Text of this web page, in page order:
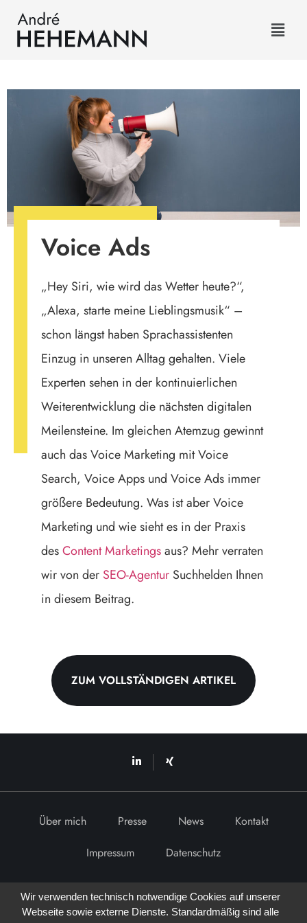
Voice Ads
„Hey Siri, wie wird das Wetter heute?“,
„Alexa, starte meine Lieblingsmusik“ –
schon längst haben Sprachassistenten
Einzug in unseren Alltag gehalten. Viele
Experten sehen in der kontinuierlichen
Weiterentwicklung die nächsten digitalen
Meilensteine. Im gleichen Atemzug gewinnt
auch das Voice Marketing mit Voice
Search, Voice Apps und Voice Ads immer
größere Bedeutung. Was ist aber Voice
Marketing und wie sieht es in der Praxis
desContent Marketingsaus? Mehr verraten
wir von der SEO-Agentur Suchhelden Ihnen
in diesem Beitrag.
ZUM VOLLSTÄNDIGEN ARTIKEL
Über mich Presse News
Kontakt
Impressum
Datenschutz
Wir verwenden technisch notwendige Cookies auf unserer
Webseite sowie externe Dienste. Standardmäßig sind alle